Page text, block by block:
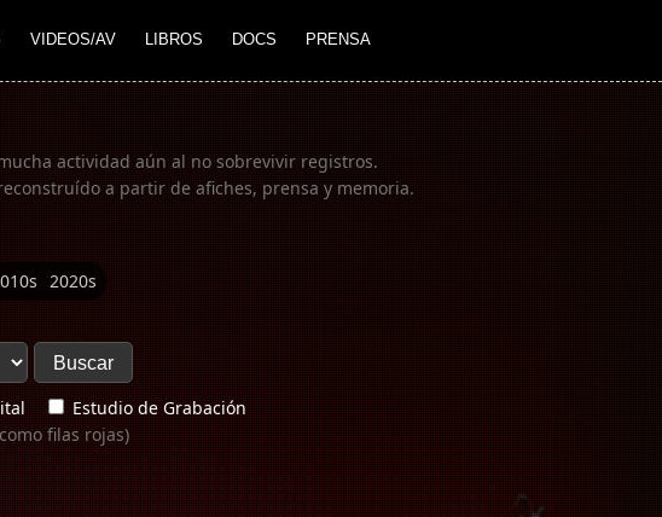
VIDEOS/AV LIBROS DOCS PRENSA
actividad aún al no sobrevivir registros.
a partir de afiches, prensa y memoria.
2020s
Estudio de Grabación
filas rojas)